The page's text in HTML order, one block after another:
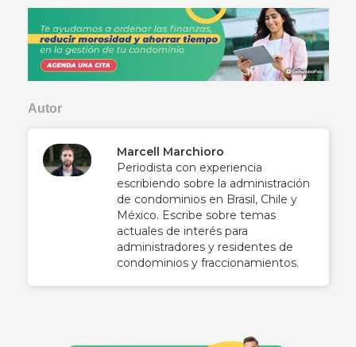
Autor
Marcell Marchioro
Periodista con experiencia
escribiendo sobre la administración
de condominios en Brasil, Chile y
México. Escribe sobre temas
actuales de interés para
administradores y residentes de
condominios y fraccionamientos.